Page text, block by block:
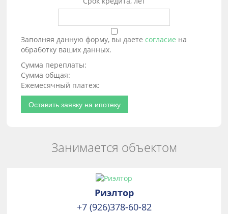
Заполняя данную форму, вы даетесогласие на
обработку ваших данных.
Сумма переплаты:
Сумма общая:
Ежемесячный платеж:
Оставить заявку на ипотеку
Занимается объектом
Риэлтор
+7 (926)378-60-82